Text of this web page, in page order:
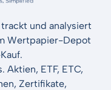
und analysiert
Wertpapier-Depot
Aktien, ETF, ETC,
Zertifikate,